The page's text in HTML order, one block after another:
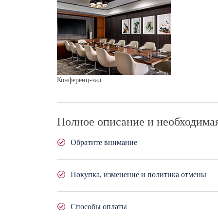
Конференц-зал
Полное описание и
Обратите внимание
Покупка, изменение и политика отмены
оплачиваете оставшуюся часть стоимости услуги
Способы оплаты